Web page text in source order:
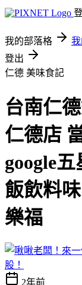
我的部落格
登出
仁德 美味食記
台南仁
仁德店
google
飯飲料
樂福
股！
2年前